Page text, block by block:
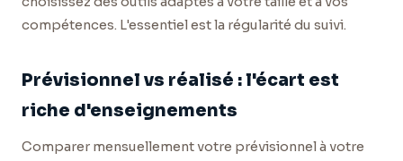
compétences. L'essentiel est la régularité du suivi.
Prévisionnel vs réalisé : l'écart est
riche d'enseignements
Comparer mensuellement votre prévisionnel à votre